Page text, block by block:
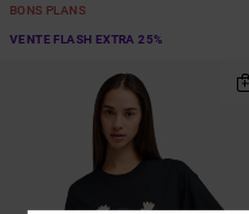
BONS PLANS
VENTE FLASH EXTRA 25%